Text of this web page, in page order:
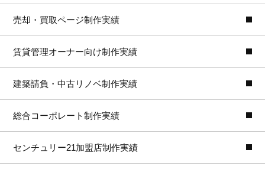
売却・買取ページ制作実績
賃貸管理オーナー向け制作実績
建築請負・中古リノベ制作実績
総合コーポレート制作実績
センチュリー21加盟店制作実績